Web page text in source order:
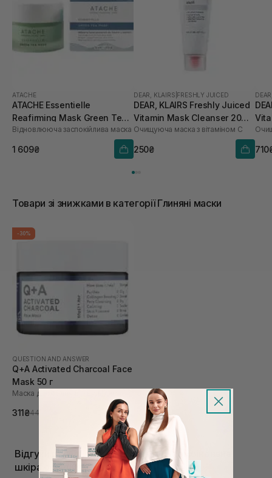
ATACHE
ATACHE Essentielle
Reafirming Mask Green Tea
50 мл
Відновлююча заспокійлива маска
1 609₴
DEAR, KLAIRS FRESHLY JUICED
DEAR, KLAIRS Freshly Juiced
Vitamin Mask Cleanser 20
мл
Очищуюча маска з вітаміном С
250₴
мл
Товари зі знижками в категорії Глиняні маски
-30%
QUESTION AND ANSWER
Q+A Activated Charcoal Face
Mask 50 г
Маска для обличчя з вугіллям
311₴444₴
Відгуки про Глиняні маски Жирна/комбінована
шкіра обличчя